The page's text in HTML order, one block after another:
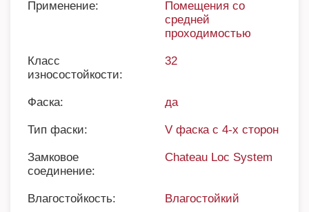
Применение:
Помещения со
средней
проходимостью
Класс
износостойкости:
32
Фаска: да
Тип фаски: V фаска с 4-х сторон
Замковое
соединение:
Chateau Loc System
Влагостойкость: Влагостойкий